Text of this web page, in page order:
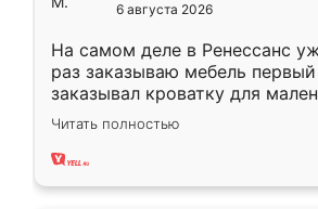
6 августа 2026
На самом деле в Ренессанс
раз заказываю мебель
заказывал кроватку для
ребёнка при его рождении ,во
заказал шкаф-купе. По
хорошее сборка достаточно
Читать полностью